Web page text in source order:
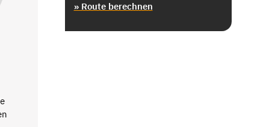
» Route berechnen